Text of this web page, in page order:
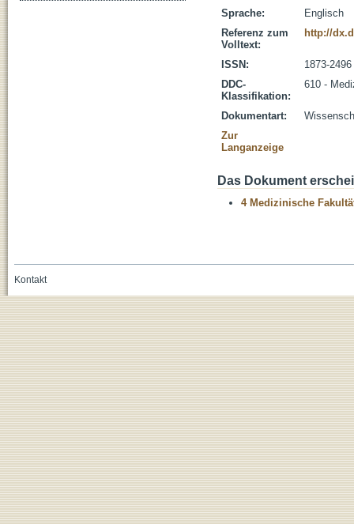
Sprache:
Englisch
Referenz zum
Volltext:
http://
ISSN:
1873-2496
DDC-
Klassifikation:
610 -
Dokumentart:
Zur
Langanzeige
Das Dokument
4 Medizinische
Kontakt